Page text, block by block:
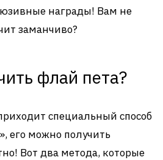
награды! Вам не
заманчиво?
флай пета?
специальный способ
его можно получить
Вот два метода, которые